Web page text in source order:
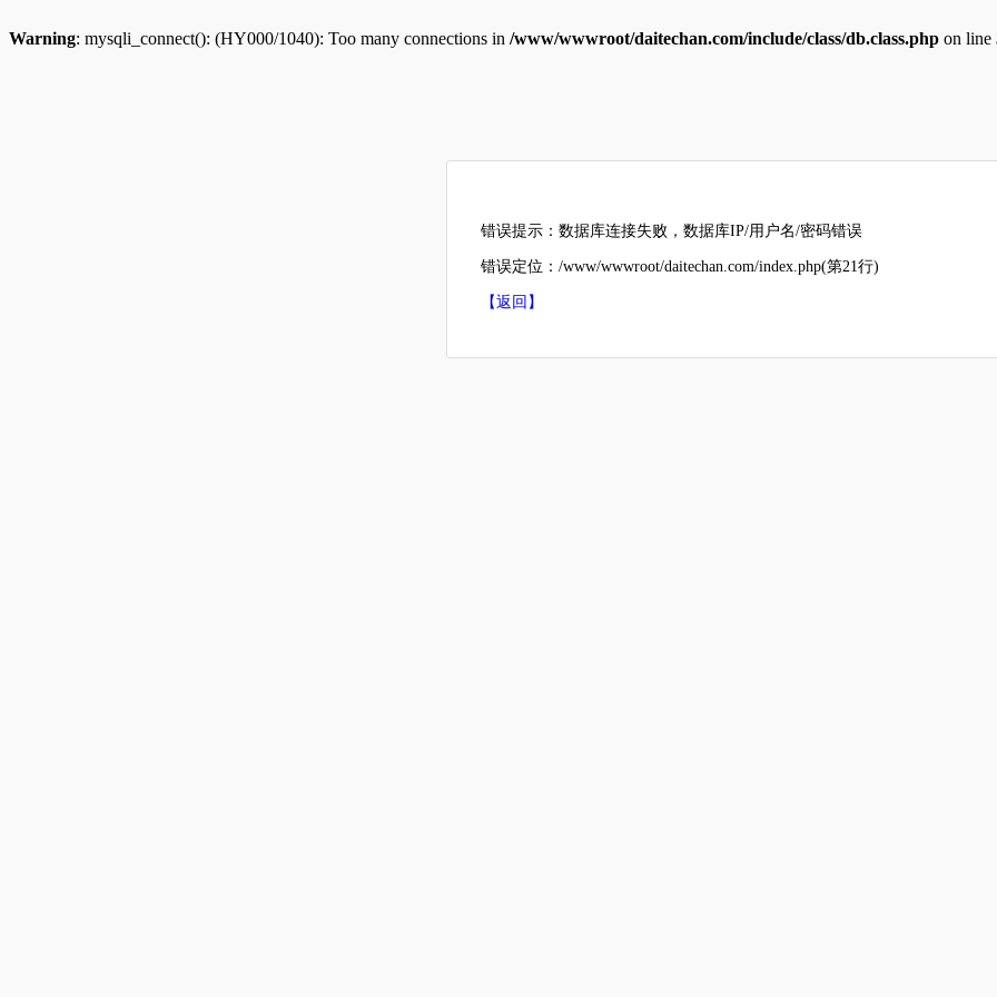
Warning: mysqli_connect(): (HY000/1040): Too many connections in /www/wwwroot/daitechan.com/include/class/db.class.php on line
错误提示：数据库连接失败，数据库IP/用户名/密码错误
错误定位：/www/wwwroot/daitechan.com/index.php(第21行)
【返回】